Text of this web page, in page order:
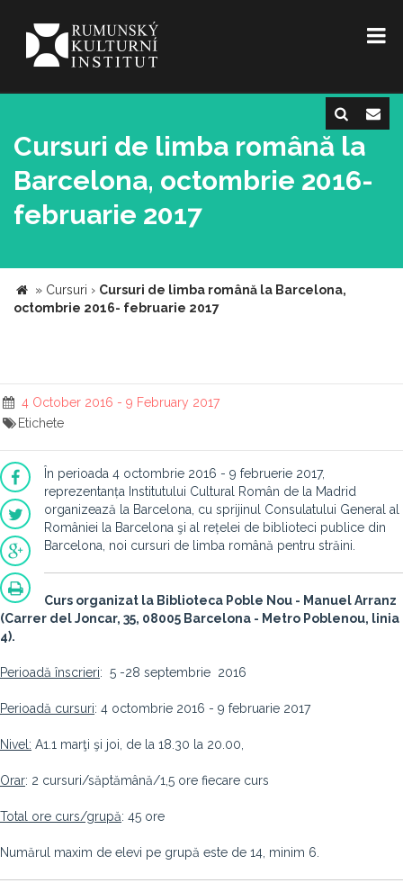
Cursuri de limba română la
Barcelona, octombrie 2016-
februarie 2017
» Cursuri › Cursuri de limba română la Barcelona,
octombrie 2016- februarie 2017
4 October 2016 - 9 February 2017
Etichete
În perioada 4 octombrie 2016 - 9 februerie 2017,
reprezentanța Institutului Cultural Român de la Madrid
organizează la Barcelona, cu sprijinul Consulatului General al
României la Barcelona şi al rețelei de biblioteci publice din
Barcelona, noi cursuri de limba română pentru străini.
Curs organizat la Biblioteca Poble Nou - Manuel Arranz
(Carrer del Joncar, 35, 08005 Barcelona - Metro Poblenou, linia
4).
Perioadă înscrieri: 5 -28 septembrie 2016
Perioadă cursuri: 4 octombrie 2016 - 9 februarie 2017
Nivel: A1.1 marţi şi joi, de la 18.30 la 20.00,
Orar: 2 cursuri/săptămână/1,5 ore fiecare curs
Total ore curs/grupă: 45 ore
Numărul maxim de elevi pe grupă este de 14, minim 6.